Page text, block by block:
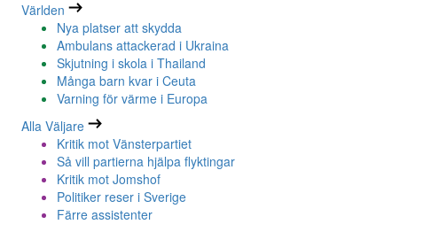
Världen
Nya platser att skydda
Ambulans attackerad i Ukraina
Skjutning i skola i Thailand
Många barn kvar i Ceuta
Varning för värme i Europa
Alla Väljare
Kritik mot Vänsterpartiet
Så vill partierna hjälpa flyktingar
Kritik mot Jomshof
Politiker reser i Sverige
Färre assistenter